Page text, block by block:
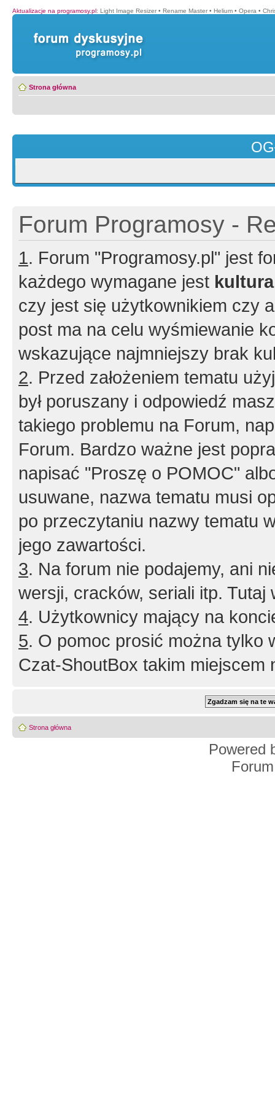
Aktualizacje na programosy.pl: Light Image Resizer • Rename Master • Helium • Opera •
Strona główna
Forum Programosy -
1. Forum "Programosy.pl" jest
każdego wymagane jest
czy jest się użytkownikiem czy
post ma na celu wyśmiewanie
wskazujące najmniejszy brak
2. Przed założeniem tematu
był poruszany i odpowiedź
takiego problemu na Forum,
Forum. Bardzo ważne jest
napisać "Proszę o POMOC"
usuwane, nazwa tematu musi
po przeczytaniu nazwy tematu
jego zawartości.
3. Na forum nie podajemy, ani
wersji, cracków, seriali itp. Tutaj
4. Użytkownicy mający na
5. O pomoc prosić można tylko
Czat-ShoutBox takim miejscem
Strona główna
Powered